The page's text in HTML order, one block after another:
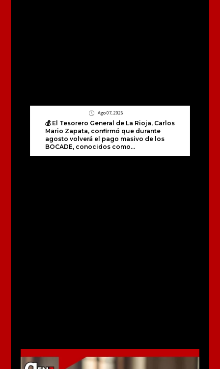
Ago 07, 2026
💰 El Tesorero General de La Rioja, Carlos
Mario Zapata, confirmó que durante
agosto volverá el pago masivo de los
BOCADE, conocidos como...